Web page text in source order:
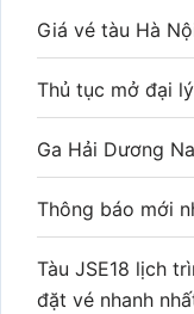
Giá vé tàu Hà
Thủ tục mở đại
Ga Hải Dương
Thông báo mới
Tàu JSE18 lịch
đặt vé nhanh